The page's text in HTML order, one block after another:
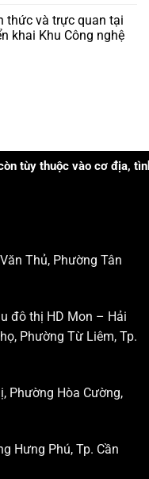
thức và trực quan tại
khai Khu Công nghệ
thuộc vào cơ địa, tình
Thủ, Phường Tân
đô thị HD Mon – Hải
Phường Từ Liêm, Tp.
Phường Hòa Cường,
Hưng Phú, Tp. Cần